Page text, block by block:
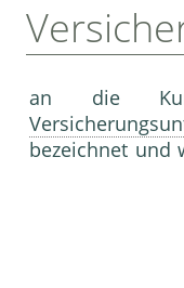
an die
bezeichnet und